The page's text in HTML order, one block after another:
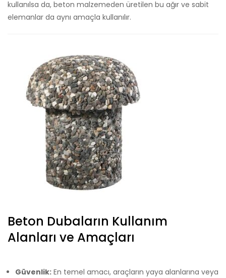
kullanılsa da, beton malzemeden üretilen bu ağır ve sabit
elemanlar da aynı amaçla kullanılır.
Beton Dubaların Kullanım
Alanları ve Amaçları
Güvenlik: En temel amacı, araçların yaya alanlarına veya